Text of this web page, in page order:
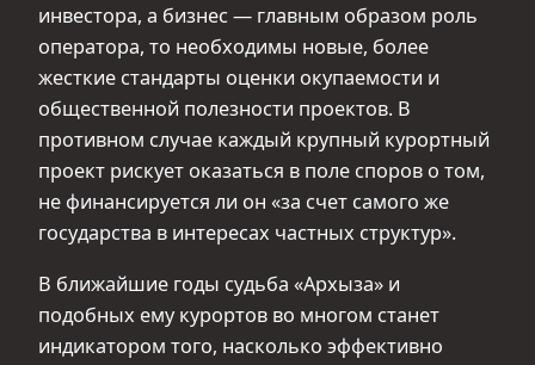
инвестора, а бизнес — главным образом роль
оператора, то необходимы новые, более
жесткие стандарты оценки окупаемости и
общественной полезности проектов. В
противном случае каждый крупный курортный
проект рискует оказаться в поле споров о том,
не финансируется ли он «за счет самого же
государства в интересах частных структур».
В ближайшие годы судьба «Архыза» и
подобных ему курортов во многом станет
индикатором того, насколько эффективно